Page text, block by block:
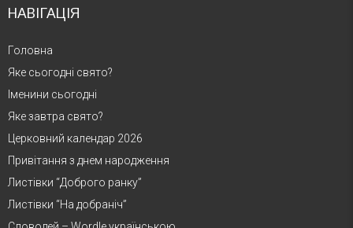
НАВІГАЦІЯ
Головна
Яке сьогодні свято?
Іменини сьогодні
Яке завтра свято?
Церковний календар 2026
Привітання з днем народження
Листівки “Доброго ранку”
Листівки “На добраніч”